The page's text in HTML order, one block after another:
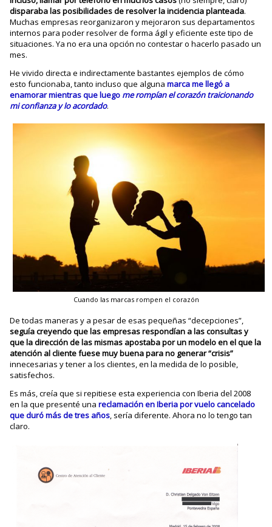
disparaba las posibilidades de resolver la incidencia planteada.
Muchas empresas reorganizaron y mejoraron sus departamentos
internos para poder resolver de forma ágil y eficiente este tipo de
situaciones. Ya no era una opción no contestar o hacerlo pasado un
mes.
He vivido directa e indirectamente bastantes ejemplos de cómo
esto funcionaba, tanto incluso que algunamarca me llegó a
enamorar mientras que luego me rompían el corazón traicionando
mi confianza y lo acordado.
Cuando las marcas rompen el corazón
De todas maneras y a pesar de esas pequeñas “decepciones”,
seguía creyendo que las empresas respondían a las consultas y
que la dirección de las mismas apostaba por un modelo en el que la
atención al cliente fuese muy buena para no generar “crisis”
innecesarias y tener a los clientes, en la medida de lo posible,
satisfechos.
Es más, creía que si repitiese esta experiencia con Iberia del 2008
en la que presenté unareclamación en Iberia por vuelo cancelado
que duró más de tres años, sería diferente. Ahora no lo tengo tan
claro.